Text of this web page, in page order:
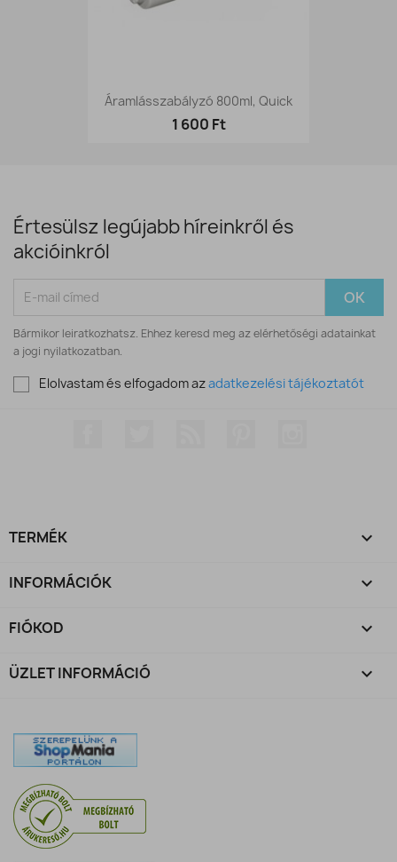
Áramlásszabályzó 800ml, Quick
1 600 Ft
Értesülsz legújabb híreinkről és
akcióinkról
Bármikor leiratkozhatsz. Ehhez keresd meg az elérhetőségi adatainkat
a jogi nyilatkozatban.
Elolvastam és elfogadom azadatkezelési tájékoztatót
TERMÉK 
INFORMÁCIÓK 
FIÓKOD 
ÜZLET INFORMÁCIÓ keyboard_arrow_down